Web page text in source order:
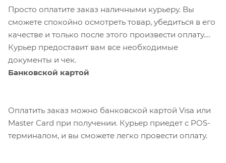
Просто оплатите заказ наличными курьеру. Вы
сможете спокойно осмотреть товар, убедиться в его
качестве и только после этого произвести оплату.
Курьер предоставит вам все необходимые
документы и чек.
Банковской картой
Оплатить заказ можно банковской картой Visa или
Master Card при получении. Курьер приедет с POS-
терминалом, и вы сможете легко провести оплату.